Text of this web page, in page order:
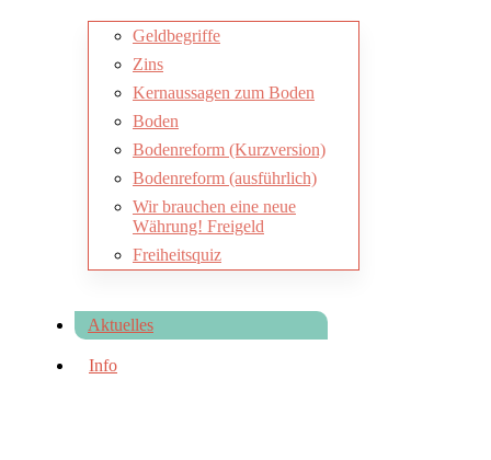
Geldbegriffe
Zins
Kernaussagen zum Boden
Boden
Bodenreform (Kurzversion)
Bodenreform (ausführlich)
Wir brauchen eine neue
Währung! Freigeld
Freiheitsquiz
Aktuelles
Info